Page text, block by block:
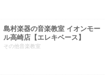
島村楽器の音楽教室 イオンモー
ル高崎店【エレキベース】
その他音楽教室